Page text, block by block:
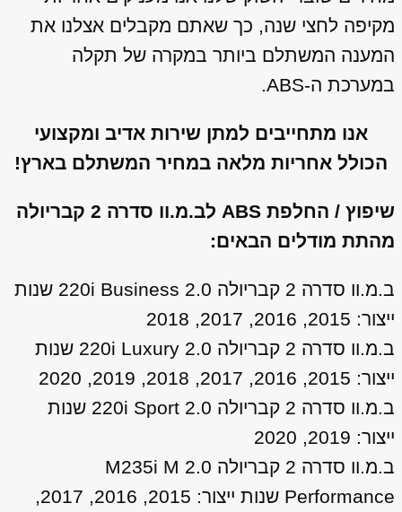
מקיפה לחצי שנה, כך שאתם מקבלים אצלנו את
המענה המשתלם ביותר במקרה של תקלה
במערכת ה-ABS.
אנו מתחייבים למתן שירות אדיב ומקצועי
הכולל אחריות מלאה במחיר המשתלם בארץ!
שיפוץ / החלפת ABS לב.מ.וו סדרה 2 קבריולה
מהתת מודלים הבאים:
ב.מ.וו סדרה 2 קבריולה 2.0 220i Business שנות
ייצור: 2015, 2016, 2017, 2018
ב.מ.וו סדרה 2 קבריולה 2.0 220i Luxury שנות
ייצור: 2015, 2016, 2017, 2018, 2019, 2020
ב.מ.וו סדרה 2 קבריולה 2.0 220i Sport שנות
ייצור: 2019, 2020
ב.מ.וו סדרה 2 קבריולה 2.0 M235i M
Performance שנות ייצור: 2015, 2016, 2017,